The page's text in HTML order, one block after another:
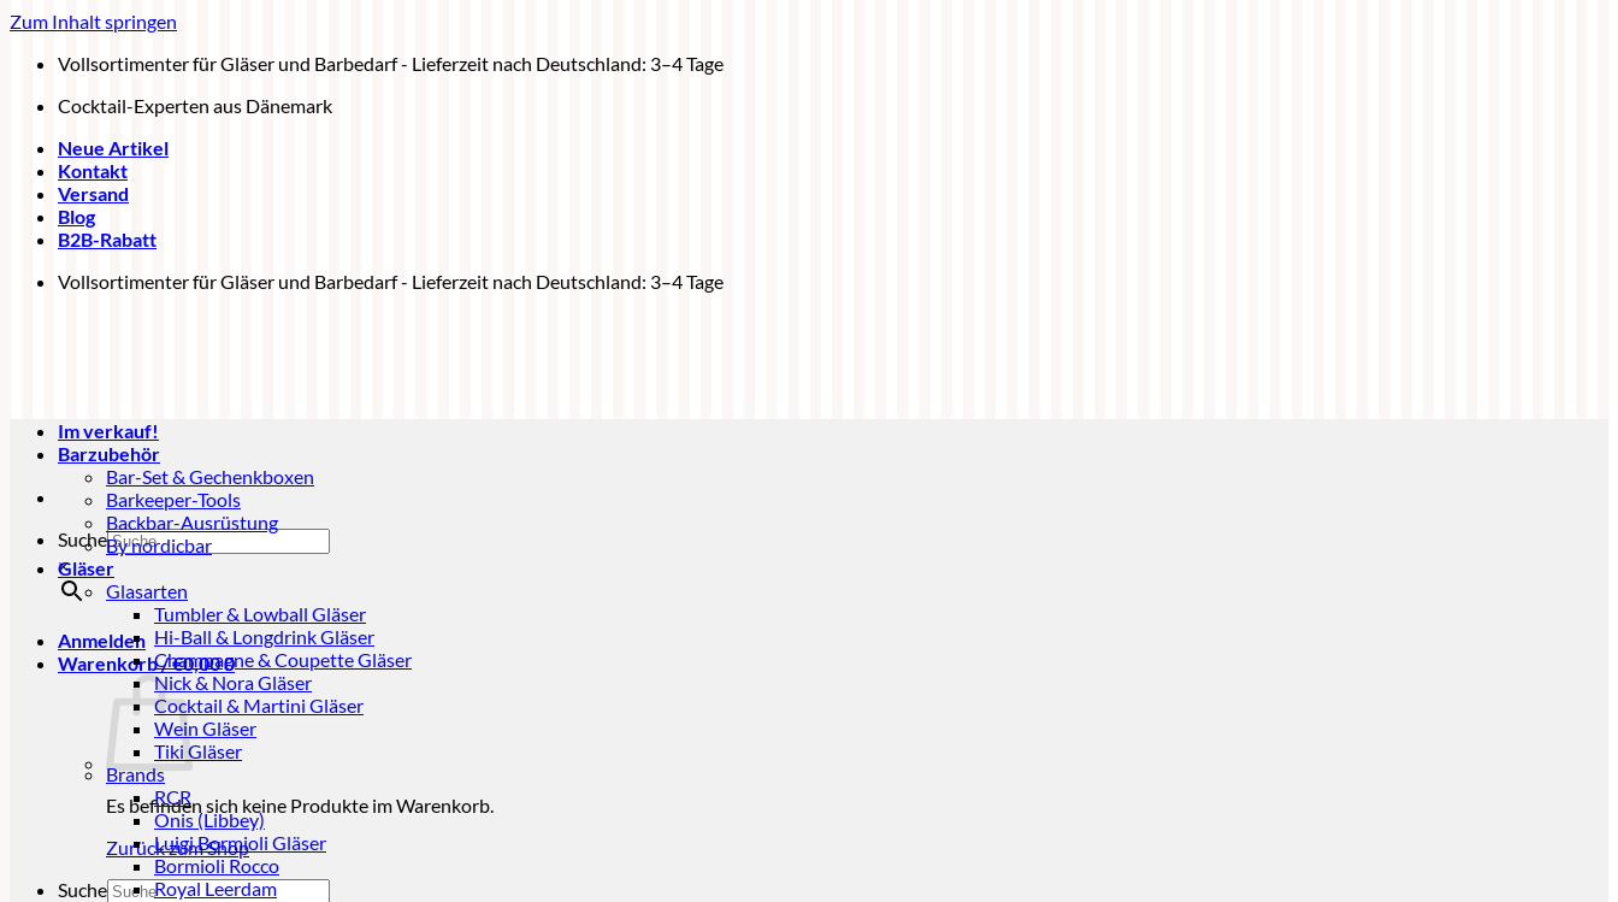
Zum Inhalt springen
Vollsortimenter für Gläser und Barbedarf - Lieferzeit nach Deutschland: 3–4 Tage
Cocktail-Experten aus Dänemark
Neue Artikel
Kontakt
Versand
Blog
B2B-Rabatt
Vollsortimenter für Gläser und Barbedarf - Lieferzeit nach Deutschland: 3–4 Tage
Suche
×
Anmelden
Warenkorb /€0,000
Es befinden sich keine Produkte im Warenkorb.
Zurück zum Shop
Suche
Im verkauf!
Barzubehör
Bar-Set & Gechenkboxen
Barkeeper-Tools
Backbar-Ausrüstung
By nordicbar
Gläser
Glasarten
Tumbler & Lowball Gläser
Hi-Ball & Longdrink Gläser
Champagne & Coupette Gläser
Nick & Nora Gläser
Cocktail & Martini Gläser
Wein Gläser
Tiki Gläser
Brands
RCR
Onis (Libbey)
Luigi Bormioli Gläser
Bormioli Rocco
Royal Leerdam